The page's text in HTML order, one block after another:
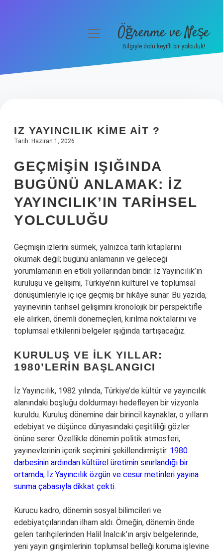
Hakkımızda
menüyüÖğrenme ve Neşe
Bilgiyle dolu keyifli bir yolculuk!
IZ YAYINCILIK KIME AIT ?
Tarih: Haziran 1, 2026
GEÇMIŞIN IŞIĞINDA
BUGÜNÜ ANLAMAK: İZ
YAYINCILIK’IN TARIHSEL
YOLCULUĞU
Geçmişin izlerini sürmek, yalnızca tarih kitaplarını
okumak değil; bugünü anlamanın ve geleceği
yorumlamanın en etkili yollarından biridir. İz Yayıncılık’ın
kuruluşu ve gelişimi, Türkiye’nin kültürel ve toplumsal
dönüşümleriyle iç içe geçmiş bir hikâye sunar. Bu yazıda,
yayınevinin tarihsel gelişimini kronolojik bir perspektifle
ele alırken, önemli dönemeçleri, kırılma noktalarını ve
toplumsal etkilerini belgeler ışığında tartışacağız.
KURULUŞ VE İLK YILLAR:
1980’LERIN BAŞLANGICI
İz Yayıncılık, 1982 yılında, Türkiye’de kültür ve yayıncılık
alanındaki boşluğu doldurmayı hedefleyen bir vizyonla
kuruldu. Kuruluş dönemine dair birincil kaynaklar, o yılların
edebiyat ve düşünce dünyasındaki çeşitliliği gözler
önüne serer. Özellikle dönemin politik atmosferi,
yayınevlerinin içerik seçimini şekillendirmiştir. 1980
darbesinin ardından kültürel üretimin sınırlandığı bir
ortamda, İz Yayıncılık özgün ve cesur metinleri yayına
sunma çabasıyla dikkat çekti.
Kurucu kadro, dönemin sosyal bilimcileri ve
edebiyatçılarından ilham aldı. Örneğin, dönemin önde
gelen tarihçilerinden Halil İnalcık’ın arşiv belgelerinde,
yeni yayın girişimlerinin toplumsal belleği koruma işlevine